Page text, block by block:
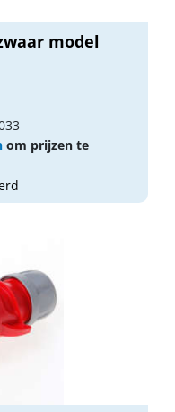
model
om prijzen te